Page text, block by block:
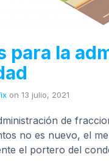
para la
on 13 julio, 2021
de
no es nuevo, el
el portero del